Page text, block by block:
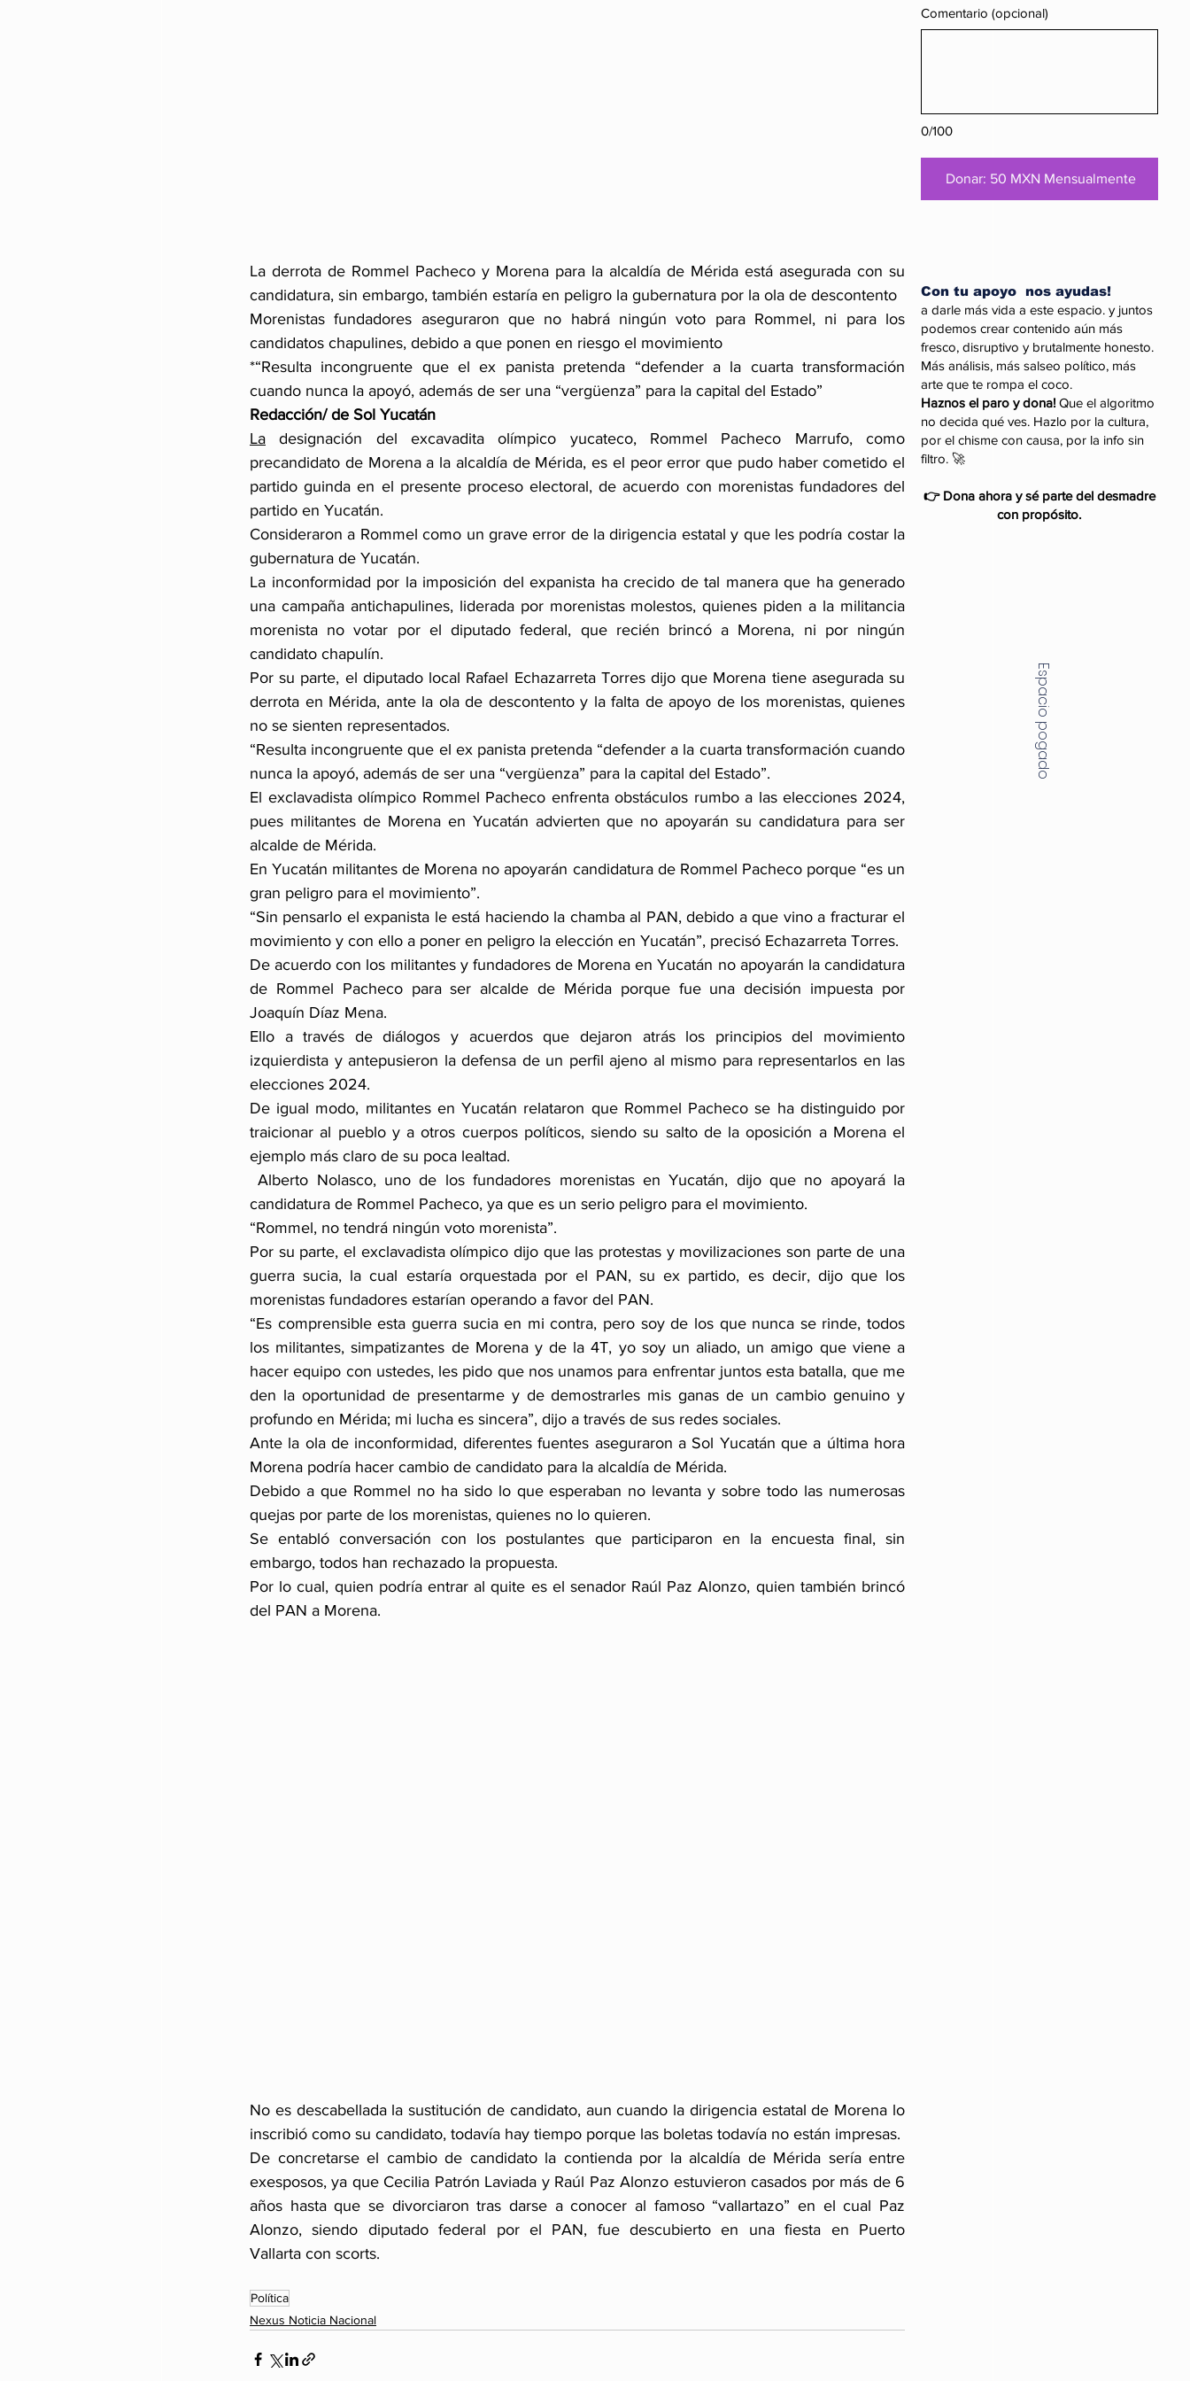
La derrota de Rommel Pacheco y Morena para la alcaldía de Mérida está asegurada con su
candidatura, sin embargo, también estaría en peligro la gubernatura por la ola de descontento
Morenistas fundadores aseguraron que no habrá ningún voto para Rommel, ni para los
candidatos chapulines, debido a que ponen en riesgo el movimiento
*“Resulta incongruente que el ex panista pretenda “defender a la cuarta transformación
cuando nunca la apoyó, además de ser una “vergüenza” para la capital del Estado”
Redacción/ de Sol Yucatán
La designación del excavadita olímpico yucateco, Rommel Pacheco Marrufo, como
precandidato de Morena a la alcaldía de Mérida, es el peor error que pudo haber cometido el
partido guinda en el presente proceso electoral, de acuerdo con morenistas fundadores del
partido en Yucatán.
Consideraron a Rommel como un grave error de la dirigencia estatal y que les podría costar la
gubernatura de Yucatán.
La inconformidad por la imposición del expanista ha crecido de tal manera que ha generado
una campaña antichapulines, liderada por morenistas molestos, quienes piden a la militancia
morenista no votar por el diputado federal, que recién brincó a Morena, ni por ningún
candidato chapulín.
Por su parte, el diputado local Rafael Echazarreta Torres dijo que Morena tiene asegurada su
derrota en Mérida, ante la ola de descontento y la falta de apoyo de los morenistas, quienes
no se sienten representados.
“Resulta incongruente que el ex panista pretenda “defender a la cuarta transformación cuando
nunca la apoyó, además de ser una “vergüenza” para la capital del Estado”.
El exclavadista olímpico Rommel Pacheco enfrenta obstáculos rumbo a las elecciones 2024,
pues militantes de Morena en Yucatán advierten que no apoyarán su candidatura para ser
alcalde de Mérida.
En Yucatán militantes de Morena no apoyarán candidatura de Rommel Pacheco porque “es un
gran peligro para el movimiento”.
“Sin pensarlo el expanista le está haciendo la chamba al PAN, debido a que vino a fracturar el
movimiento y con ello a poner en peligro la elección en Yucatán”, precisó Echazarreta Torres.
De acuerdo con los militantes y fundadores de Morena en Yucatán no apoyarán la candidatura
de Rommel Pacheco para ser alcalde de Mérida porque fue una decisión impuesta por
Joaquín Díaz Mena.
Ello a través de diálogos y acuerdos que dejaron atrás los principios del movimiento
izquierdista y antepusieron la defensa de un perfil ajeno al mismo para representarlos en las
elecciones 2024.
De igual modo, militantes en Yucatán relataron que Rommel Pacheco se ha distinguido por
traicionar al pueblo y a otros cuerpos políticos, siendo su salto de la oposición a Morena el
ejemplo más claro de su poca lealtad.
Alberto Nolasco, uno de los fundadores morenistas en Yucatán, dijo que no apoyará la
candidatura de Rommel Pacheco, ya que es un serio peligro para el movimiento.
“Rommel, no tendrá ningún voto morenista”.
Por su parte, el exclavadista olímpico dijo que las protestas y movilizaciones son parte de una
guerra sucia, la cual estaría orquestada por el PAN, su ex partido, es decir, dijo que los
morenistas fundadores estarían operando a favor del PAN.
“Es comprensible esta guerra sucia en mi contra, pero soy de los que nunca se rinde, todos
los militantes, simpatizantes de Morena y de la 4T, yo soy un aliado, un amigo que viene a
hacer equipo con ustedes, les pido que nos unamos para enfrentar juntos esta batalla, que me
den la oportunidad de presentarme y de demostrarles mis ganas de un cambio genuino y
profundo en Mérida; mi lucha es sincera”, dijo a través de sus redes sociales.
Ante la ola de inconformidad, diferentes fuentes aseguraron a Sol Yucatán que a última hora
Morena podría hacer cambio de candidato para la alcaldía de Mérida.
Debido a que Rommel no ha sido lo que esperaban no levanta y sobre todo las numerosas
quejas por parte de los morenistas, quienes no lo quieren.
Se entabló conversación con los postulantes que participaron en la encuesta final, sin
embargo, todos han rechazado la propuesta.
Por lo cual, quien podría entrar al quite es el senador Raúl Paz Alonzo, quien también brincó
del PAN a Morena.
No es descabellada la sustitución de candidato, aun cuando la dirigencia estatal de Morena lo
inscribió como su candidato, todavía hay tiempo porque las boletas todavía no están impresas.
De concretarse el cambio de candidato la contienda por la alcaldía de Mérida sería entre
exesposos, ya que Cecilia Patrón Laviada y Raúl Paz Alonzo estuvieron casados por más de 6
años hasta que se divorciaron tras darse a conocer al famoso “vallartazo” en el cual Paz
Alonzo, siendo diputado federal por el PAN, fue descubierto en una fiesta en Puerto
Vallarta con scorts.
Política
Nexus Noticia Nacional
0/100
Comentario (opcional)
Donar: 50 MXN Mensualmente
Con tu apoyo nos ayudas!
a darle más vida a este espacio. y juntos
podemos crear contenido aún más
fresco, disruptivo y brutalmente honesto.
Más análisis, más salseo político, más
arte que te rompa el coco.
Haznos el paro y dona! Que el algoritmo
no decida qué ves. Hazlo por la cultura,
por el chisme con causa, por la info sin
filtro. 🚀
👉 Dona ahora y sé parte del desmadre
con propósito.
Espacio pogado